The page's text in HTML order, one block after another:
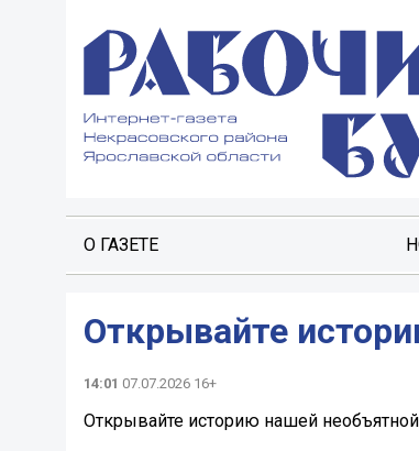
О ГАЗЕТЕ
Открывайте
14:01 07.07.2026 16+
Открывайте историю нашей